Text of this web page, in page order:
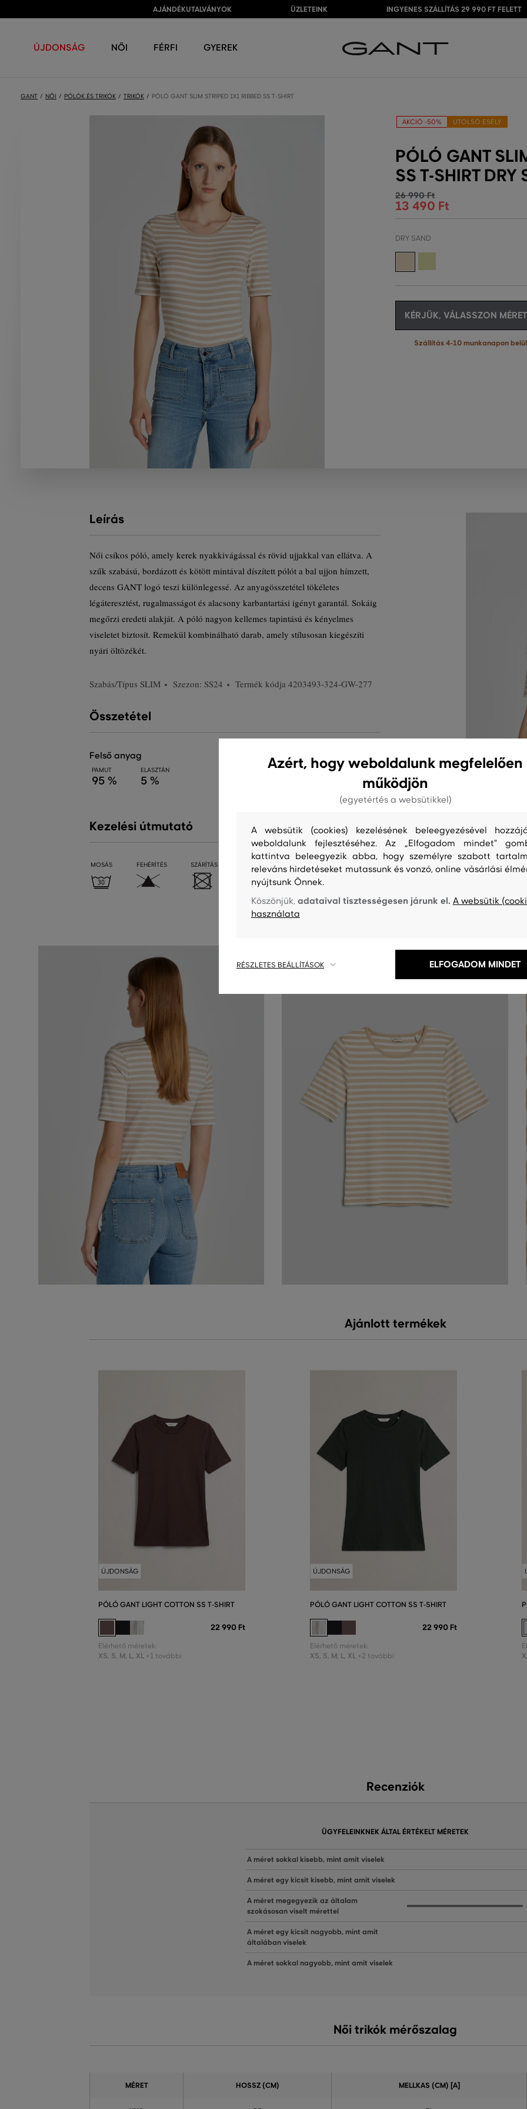
AJÁNDÉKUTALVÁNYOK ÜZLETEINK INGYENES SZÁLLÍTÁS 29 990 FT FELETT
ÚJDONSÁG NŐI FÉRFI GYEREK
GANT NŐI PÓLÓK ÉS TRIKÓK TRIKÓK PÓLÓ GANT SLIM STRIPED 1X1 RIBBED SS T-SHIRT
AKCIÓ -50% UTOLSÓ ESÉLY
PÓLÓ GANT
SS T-SHIRT DRY
26 990 Ft
13 490 Ft
DRY SAND
KÉRJÜK, VÁLASSZON
Szállítás 4-10 munkanapon belül
Leírás
Női csíkos póló, amely kerek nyakkivágással és rövid ujjakkal van ellátva. A
szűk szabású, bordázott és kötött mintával díszített pólót a bal ujjon hímzett,
decens GANT logó teszi különlegessé. Az anyagösszetétel tökéletes
légáteresztést, rugalmasságot és alacsony karbantartási igényt garantál. Sokáig
megőrzi eredeti alakját. A póló nagyon kellemes tapintású és kényelmes
viseletet biztosít. Remekül kombinálható darab, amely stílusosan kiegészíti
nyári öltözékét.
Szabás/Típus SLIM Szezon: SS24 Termék kódja 4203493-324-GW-277
Összetétel
felső anyag
PAMUT
95 %
ELASZTÁN
5 %
Kezelési útmutató
MOSÁS FEHÉRÍTÉS SZÁRÍTÁS VASALÁS TISZTÍTÁS
Ajánlott termékek
ÚJDONSÁG
PÓLÓ GANT LIGHT COTTON SS T-SHIRT
22 990 Ft
Elérhető méretek:
XS, S, M, L, XL +1 további
ÚJDONSÁG
PÓLÓ GANT LIGHT COTTON SS T-SHIRT
22 990 Ft
Elérhető méretek:
XS, S, M, L, XL +2 további
Recenziók
ÜGYFELEINKNEK ÁLTAL ÉRTÉKELT MÉRETEK
A méret sokkal kisebb, mint amit viselek
A méret egy kicsit kisebb, mint amit viselek
A méret megegyezik az általam
szokásosan viselt mérettel
A méret egy kicsit nagyobb, mint amit
általában viselek
A méret sokkal nagyobb, mint amit viselek
Női trikók mérőszalag
MÉRET HOSSZ (CM) MELLKAS (CM) [A]
Azért, hogy weboldalunk megfelelően
működjön
(egyetértés a websütikkel)
A websütik (cookies) kezelésének beleegyezésével
weboldalunk fejlesztéséhez. Az „Elfogadom mindet"
kattintva beleegyezik abba, hogy személyre szabott
releváns hirdetéseket mutassunk és vonzó, online vásárlási
nyújtsunk Önnek.
Köszönjük,adataival tisztességesen járunk el. A websütik
használata
RÉSZLETES BEÁLLÍTÁSOK ELFOGADOM MINDET